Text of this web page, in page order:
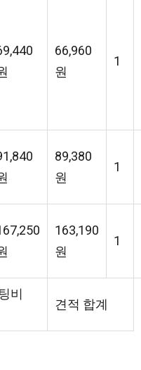
66,960
원
1
89,380
원
1
163,190
원
1
비
견적 합계